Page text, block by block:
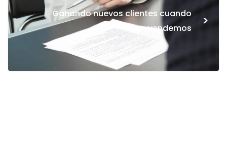
Ganando nuevos clientes cuando
vendemos
>